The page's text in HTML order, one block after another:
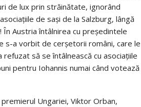
de lux prin străinătate, ignorând
de saşi de la Salzburg, lângă
În Austria întâlnirea cu preşedintele
s-a vorbit de cerşetorii români, care le
să se întâlnească cu asociaţiile
pentru Iohannis numai când votează
Ungariei, Viktor Orban,